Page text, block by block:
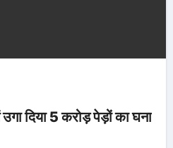
दिया 5 करोड़ पेड़ों का घना